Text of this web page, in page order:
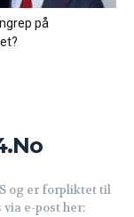
på
og er forpliktet til
e-post her: